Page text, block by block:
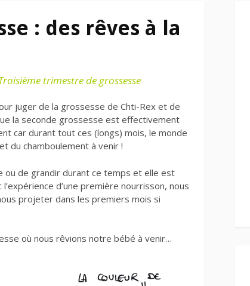
: des rêves à la
trimestre de grossesse
juger de la grossesse de Chti-Rex et de
la seconde grossesse est effectivement
car durant tout ces (longs) mois, le monde
du chamboulement à venir !
ou de grandir durant ce temps et elle est
d’une première nourrisson, nous
projeter dans les premiers mois si
où nous rêvions notre bébé à venir…